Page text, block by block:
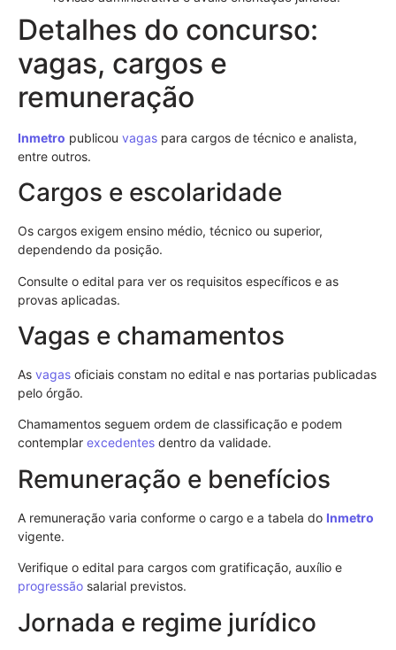
Detalhes do concurso:
vagas, cargos e
remuneração
Inmetro publicou vagas para cargos de técnico e analista,
entre outros.
Cargos e escolaridade
Os cargos exigem ensino médio, técnico ou superior,
dependendo da posição.
Consulte o edital para ver os requisitos específicos e as
provas aplicadas.
Vagas e chamamentos
As vagas oficiais constam no edital e nas portarias publicadas
pelo órgão.
Chamamentos seguem ordem de classificação e podem
contemplar excedentes dentro da validade.
Remuneração e benefícios
A remuneração varia conforme o cargo e a tabela do Inmetro
vigente.
Verifique o edital para cargos com gratificação, auxílio e
progressão salarial previstos.
Jornada e regime jurídico